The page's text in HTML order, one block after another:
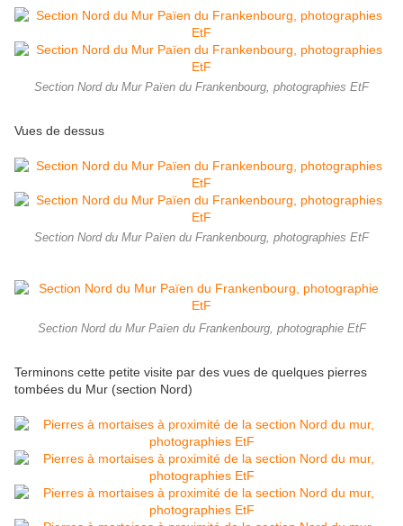
Section Nord du Mur Païen du Frankenbourg, photographies EtF
Vues de dessus
Section Nord du Mur Païen du Frankenbourg, photographies EtF
Section Nord du Mur Païen du Frankenbourg, photographie EtF
Terminons cette petite visite par des vues de quelques pierres
tombées du Mur (section Nord)